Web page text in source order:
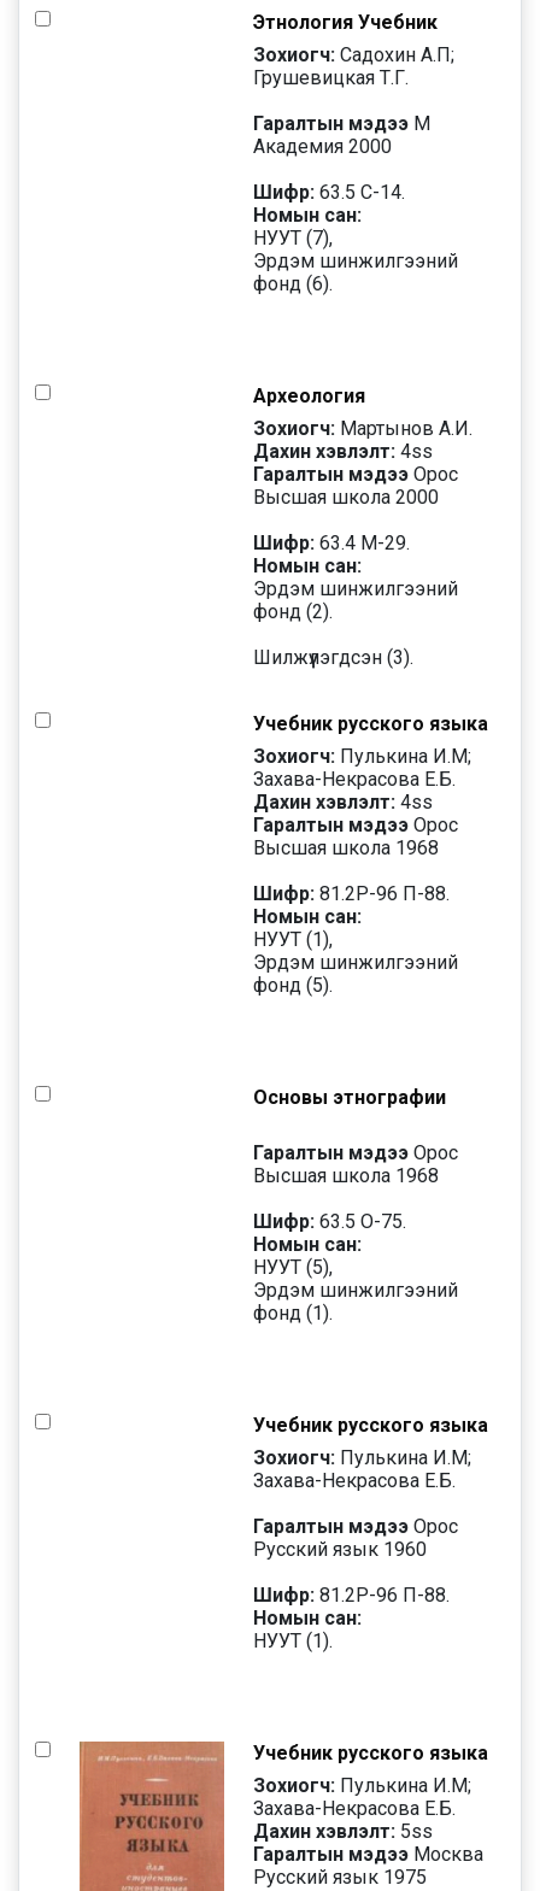
Этнология Учебник
Зохиогч: Садохин А.П;
Грушевицкая Т.Г.
Гаралтын мэдээ М
Академия 2000
Шифр: 63.5 С-14.
Номын сан:
НУУТ (7),
Эрдэм шинжилгээний
фонд (6).
Археология
Зохиогч: Мартынов А.И.
Дахин хэвлэлт: 4ss
Гаралтын мэдээ Орос
Высшая школа 2000
Шифр: 63.4 М-29.
Номын сан:
Эрдэм шинжилгээний
фонд (2).
Шилжүүлэгдсэн (3).
Учебник русского языка
Зохиогч: Пулькина И.М;
Захава-Некрасова Е.Б.
Дахин хэвлэлт: 4ss
Гаралтын мэдээ Орос
Высшая школа 1968
Шифр: 81.2Р-96 П-88.
Номын сан:
НУУТ (1),
Эрдэм шинжилгээний
фонд (5).
Основы этнографии
Гаралтын мэдээ Орос
Высшая школа 1968
Шифр: 63.5 О-75.
Номын сан:
НУУТ (5),
Эрдэм шинжилгээний
фонд (1).
Учебник русского языка
Зохиогч: Пулькина И.М;
Захава-Некрасова Е.Б.
Гаралтын мэдээ Орос
Русский язык 1960
Шифр: 81.2Р-96 П-88.
Номын сан:
НУУТ (1).
Учебник русского языка
Зохиогч: Пулькина И.М;
Захава-Некрасова Е.Б.
Дахин хэвлэлт: 5ss
Гаралтын мэдээ Москва
Русский язык 1975